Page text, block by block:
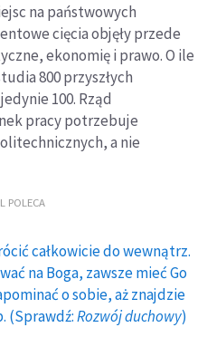
na państwowych
cięcia objęły przede
ekonomię i prawo. O ile
800 przyszłych
100. Rząd
pracy potrzebuje
a nie
POLECA
całkowicie do wewnątrz.
na Boga, zawsze mieć Go
o sobie, aż znajdzie
(Sprawdź:Rozwój duchowy)